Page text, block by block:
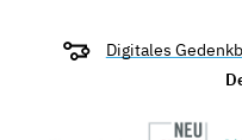
Digitales